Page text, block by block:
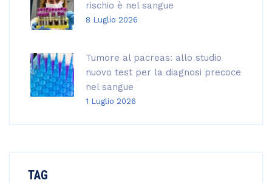
rischio è nel sangue
8 Luglio 2026
Tumore al pacreas: allo studio
nuovo test per la diagnosi precoce
nel sangue
1 Luglio 2026
TAG